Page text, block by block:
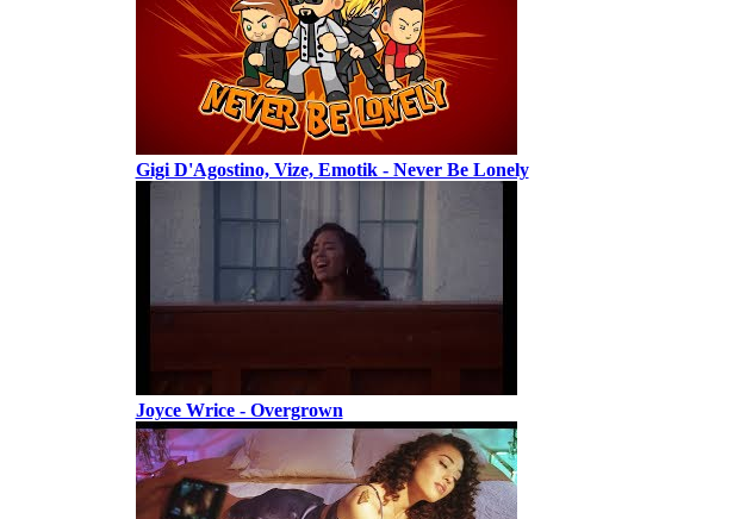
Gigi D'Agostino, Vize, Emotik - Never Be Lonely
Joyce Wrice - Overgrown